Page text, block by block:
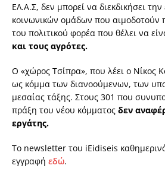
ΕΛ.Α.Σ, δεν μπορεί να διεκδικήσει
κοινωνικών ομάδων που αιμοδοτούν
του πολιτικού φορέα που θέλει να
και τους αγρότες.
Ο «χώρος Τσίπρα», που λέει ο Νίκος
ως κόμμα των διανοούμενων, των
μεσαίας τάξης. Στους 301 που
πράξη του νέου κόμματος δεν
εργάτης.
Το newsletter του iEidiseis
εγγραφή εδώ.